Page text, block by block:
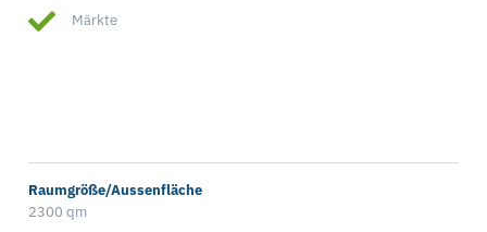
Märkte
Raumgröße/Aussenfläche
2300 qm